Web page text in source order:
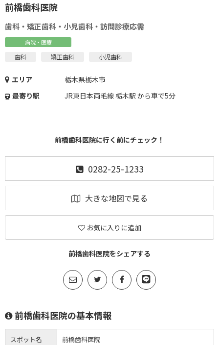
前橋歯科医院
歯科・矯正歯科・小児歯科・訪問診療応需
病院・医療
歯科 矯正歯科 小児歯科
エリア
栃木県栃木市
最寄り駅
JR東日本両毛線 栃木駅 から車で5分
前橋歯科医院に行く前にチェック！
0282-25-1233
大きな地図で見る
お気に入りに追加
前橋歯科医院をシェアする
前橋歯科医院の基本情報
スポット名 前橋歯科医院